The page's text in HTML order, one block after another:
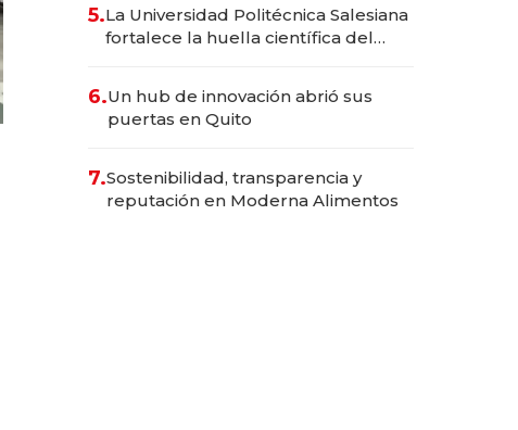
5.La Universidad Politécnica Salesiana
fortalece la huella científica del
6.Un hub de innovación abrió sus
puertas en Quito
7.Sostenibilidad, transparencia y
reputación en Moderna Alimentos